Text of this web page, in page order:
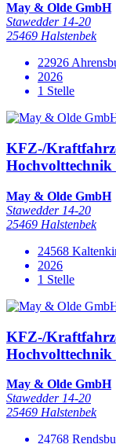
May & Olde GmbH
Stawedder 14-20
25469 Halstenbek
22926
2026
1 Stelle
KFZ-/
Hochvolttechnik
May & Olde GmbH
Stawedder 14-20
25469 Halstenbek
24568
2026
1 Stelle
KFZ-/
Hochvolttechnik
May & Olde GmbH
Stawedder 14-20
25469 Halstenbek
24768